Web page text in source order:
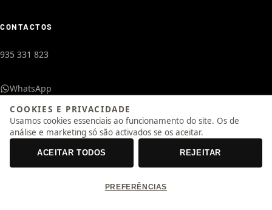
CONTACTOS
935 331 823
WhatsApp
geral@otimizeeletrica.pt
24 Horas / 7 Dias
© 2026 Otimize Eletrica, Unipessoal Lda. Todos os direitos reservados.
COOKIES E PRIVACIDADE
Usamos cookies essenciais ao funcionamento do site. Os de
análise e marketing só são activados se os aceitar.
ACEITAR TODOS REJEITAR
PREFERÊNCIAS